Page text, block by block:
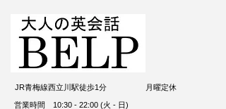
JR青梅線西立川駅徒歩1分 ​月曜定休
営業時間 10:30 - 22:00 (火 - 日)